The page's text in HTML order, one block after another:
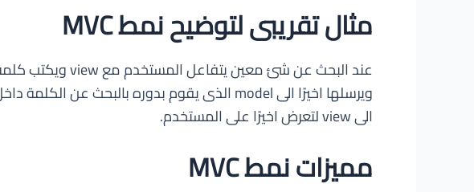
مثال تقريبى لتوضيح نمط MVC
الى view لتعرض اخيرًا على المستخدم.
مميزات نمط MVC